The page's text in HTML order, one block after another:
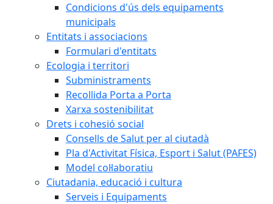
Condicions d'ús dels equipaments
municipals
Entitats i associacions
Formulari d'entitats
Ecologia i territori
Subministraments
Recollida Porta a Porta
Xarxa sostenibilitat
Drets i cohesió social
Consells de Salut per al ciutadà
Pla d'Activitat Física, Esport i Salut (PAFES)
Model col·laboratiu
Ciutadania, educació i cultura
Serveis i Equipaments